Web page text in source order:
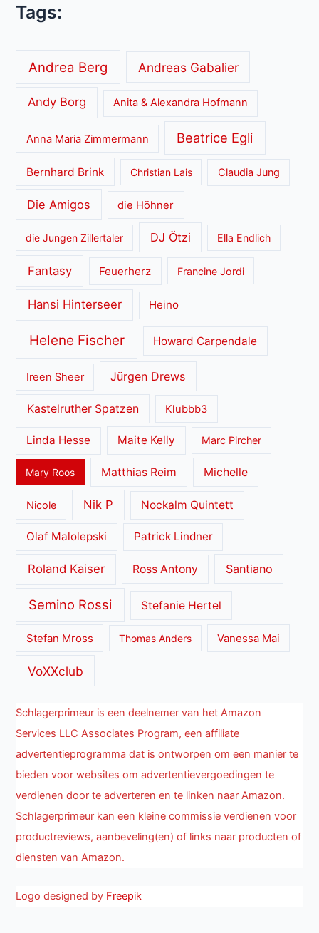
Tags:
Andrea Berg Andreas Gabalier
Andy Borg Anita & Alexandra Hofmann
Anna Maria Zimmermann Beatrice Egli
Bernhard Brink Christian Lais Claudia Jung
Die Amigos die Höhner
die Jungen Zillertaler DJ Ötzi Ella Endlich
Fantasy Feuerherz Francine Jordi
Hansi Hinterseer Heino
Helene Fischer Howard Carpendale
Ireen Sheer Jürgen Drews
Kastelruther Spatzen Klubbb3
Linda Hesse Maite Kelly Marc Pircher
Mary Roos Matthias Reim Michelle
Nicole Nik P Nockalm Quintett
Olaf Malolepski Patrick Lindner
Roland Kaiser Ross Antony Santiano
Semino Rossi Stefanie Hertel
Stefan Mross Thomas Anders Vanessa Mai
VoXXclub
Schlagerprimeur is een deelnemer van het Amazon
Services LLC Associates Program, een affiliate
advertentieprogramma dat is ontworpen om een manier te
bieden voor websites om advertentievergoedingen te
verdienen door te adverteren en te linken naar Amazon.
Schlagerprimeur kan een kleine commissie verdienen voor
productreviews, aanbeveling(en) of links naar producten of
diensten van Amazon.
Logo designed by Freepik